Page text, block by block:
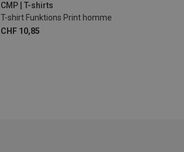
CMP | T-shirts
T-shirt Funktions Print homme
CHF 10,85